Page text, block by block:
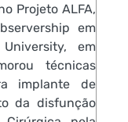
Projeto ALFA,
em
em
técnicas
implante de
da disfunção